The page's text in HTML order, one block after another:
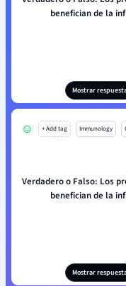
benefician de la
Mostrar
+ Add tag Immunology
Verdadero o Falso: Los
benefician de la
Mostrar